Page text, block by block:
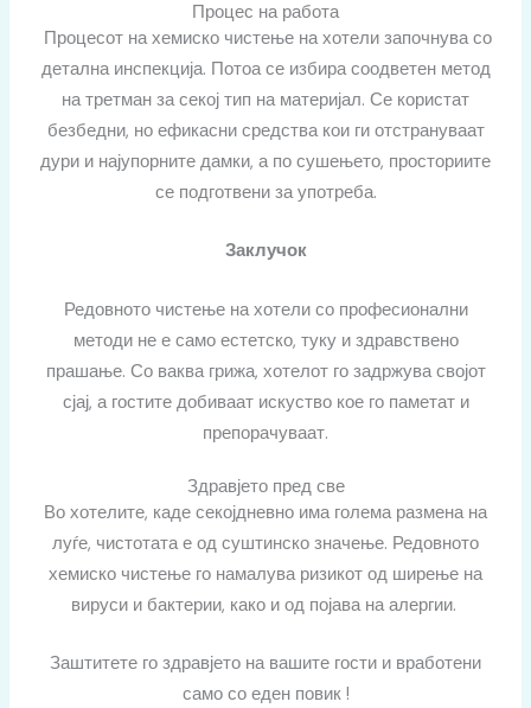
Процес на работа
Процесот на хемиско чистење на хотели започнува со
детална инспекција. Потоа се избира соодветен метод
на третман за секој тип на материјал. Се користат
безбедни, но ефикасни средства кои ги отстрануваат
дури и најупорните дамки, а по сушењето, просториите
се подготвени за употреба.
Заклучок
Редовното чистење на хотелисо професионални
методи не е само естетско, туку и здравствено
прашање. Со ваква грижа, хотелот го задржува својот
сјај, а гостите добиваат искуство кое го паметат и
препорачуваат.
Здравјето пред све
Во хотелите, каде секојдневно има голема размена на
луѓе, чистотата е од суштинско значење. Редовното
хемиско чистење го намалува ризикот од ширење на
вируси и бактерии, како и од појава на алергии.
Заштитете го здравјето на вашите гости и вработени
само со еден повик !